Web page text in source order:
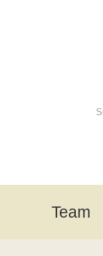
Team